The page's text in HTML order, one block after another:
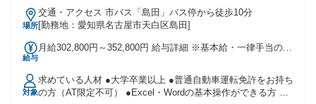
場所
交通・アクセス 市バス「島田」バス停から徒歩10分
[勤務地：愛知県名古屋市天白区島田]
給与
月給302,800円～352,800円 給与詳細 ※基本給・一律手当の総
手当】 全員に一律で支払われる通勤・皆勤・家族手当金額：
なし 全員に一律で支払われるその他手当金額：あり 1ヶ月あ
たり2800円 ※経験や能力などを考慮します。 ※時間外手当は
対象
求めている人材 ●大学卒業以上 ●普通自動車運転免許をお持ち
の方（AT限定不可） ●Excel・Wordの基本操作ができる方 入